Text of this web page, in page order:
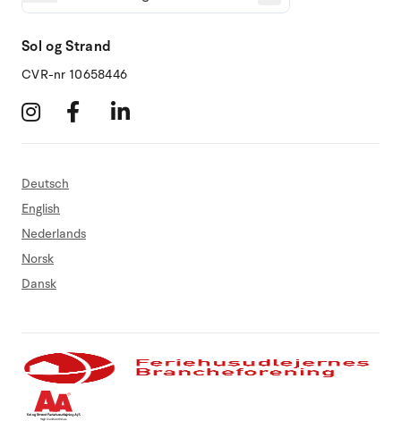
Sol og Strand
CVR-nr 10658446
Deutsch
English
Nederlands
Norsk
Dansk